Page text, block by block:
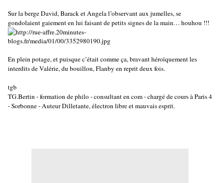
Sur la berge David, Barack et Angela l’observant aux jumelles, se
gondolaient gaiement en lui faisant de petits signes de la main… houhou !!!
En plein potage, et puisque c’était comme ça, bravant héroïquement les
interdits de Valérie, du bouillon, Flanby en reprit deux fois.
tgb
TG.Bertin - formation de philo - consultant en com - chargé de cours à Paris 4
- Sorbonne - Auteur Dilletante, électron libre et mauvais esprit.